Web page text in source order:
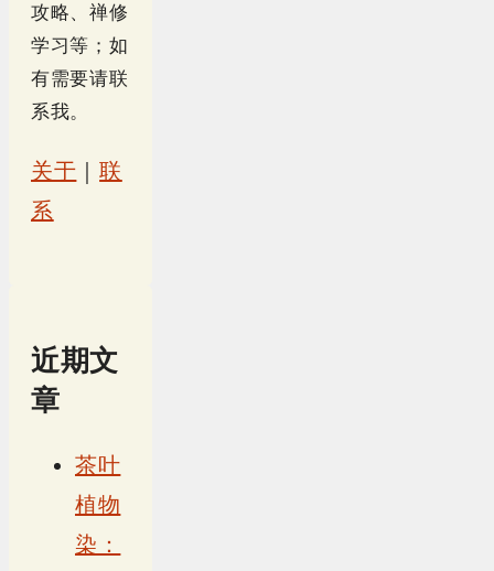
攻略、禅修
学习等；如
有需要请联
系我。
关于 ｜联
系
近期文
章
茶叶
植物
染：